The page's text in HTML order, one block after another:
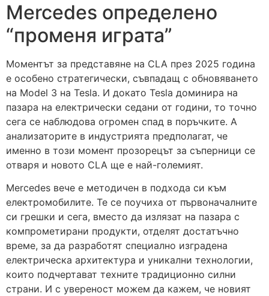
Mercedes определено
“променя играта”
Моментът за представяне на CLA през 2025 година
е особено стратегически, съвпадащ с обновяването
на Model 3 на Tesla. И докато Tesla доминира на
пазара на електрически седани от години, то точно
сега се наблюдова огромен спад в поръчките. А
анализаторите в индустрията предполагат, че
именно в този момент прозорецът за съперници се
отваря и новото CLA ще е най-големият.
Mercedes вече е методичен в подхода си към
електромобилите. Те се поучиха от първоначалните
си грешки и сега, вместо да излязат на пазара с
компрометирани продукти, отделят достатъчно
време, за да разработят специално изградена
електрическа архитектура и уникални технологии,
които подчертават техните традиционно силни
страни. И с увереност можем да кажем, че новият